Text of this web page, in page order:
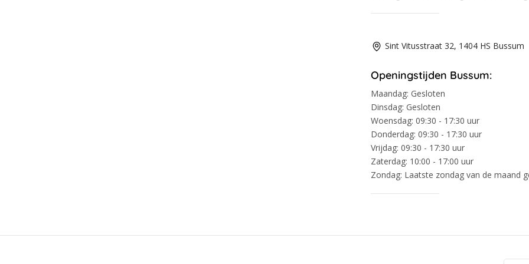
Sint Vitusstraat 32, 1404 HS Bussum
Openingstijden Bussum:
Maandag: Gesloten
Dinsdag: Gesloten
Woensdag:09:30 - 17:30 uur
Donderdag:09:30 - 17:30 uur
Vrijdag: 09:30 - 17:30 uur
Zaterdag: 10:00 - 17:00 uur
Zondag: Laatste zondag van de maand